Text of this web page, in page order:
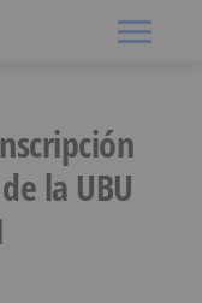
la UBU